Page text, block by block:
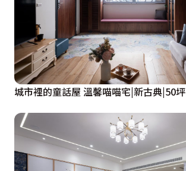
城市裡的童話屋 溫馨喵喵宅|新古典|50坪